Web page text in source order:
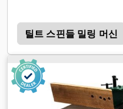
틸트 스핀들 밀링 머신